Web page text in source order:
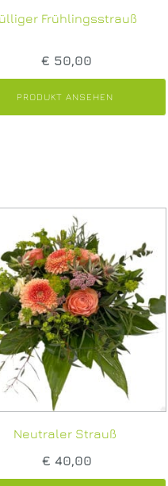
Frühlingsstrauß
€ 50,00
PRODUKT ANSEHEN
Neutraler Strauß
€ 40,00